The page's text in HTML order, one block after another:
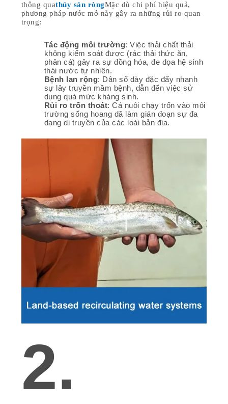
thông quathủy sản ròngMặc dù chi phí hiệu quả,
phương pháp nước mở này gây ra những rủi ro quan
trọng:
Tác động môi trường: Việc thải chất thải
không kiểm soát được (rác thải thức ăn,
phân cá) gây ra sự đồng hóa, đe dọa hệ sinh
thái nước tự nhiên.
Bệnh lan rộng: Dân số dày đặc đẩy nhanh
sự lây truyền mầm bệnh, dẫn đến việc sử
dụng quá mức kháng sinh.
Rủi ro trốn thoát: Cá nuôi chạy trốn vào môi
trường sống hoang dã làm gián đoạn sự đa
dạng di truyền của các loài bản địa.
2.